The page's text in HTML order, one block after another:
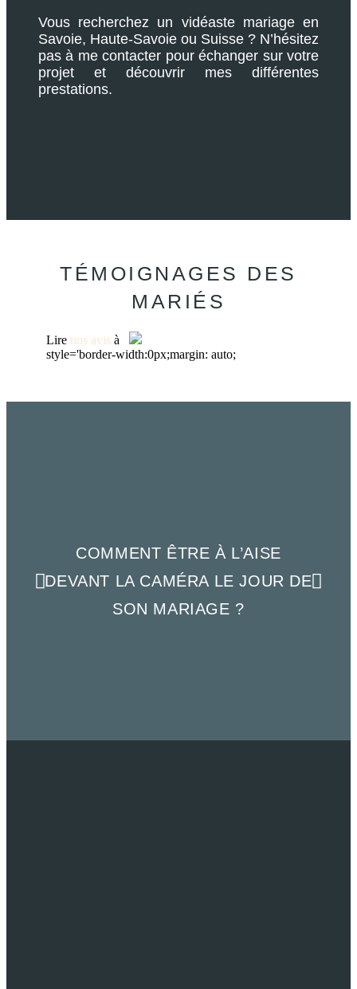
Vous recherchez un vidéaste mariage en
Savoie, Haute-Savoie ou Suisse ? N’hésitez
pas à me contacter pour échanger sur votre
projet et découvrir mes différentes
prestations.
TÉMOIGNAGES DES
MARIÉS
Lire nos avis à
style='border-width:0px;margin: auto;
COMMENT ÊTRE À L’AISE
DEVANT LA CAMÉRA LE JOUR DE
SON MARIAGE ?